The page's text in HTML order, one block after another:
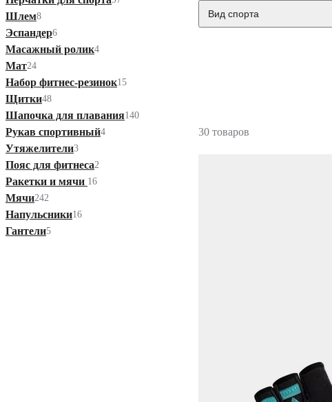
Шлем8
Эспандер6
Масажный ролик4
Мат24
Набор фитнес-резинок15
Щитки48
Шапочка для плавания140
Рукав спортивный4
Утяжелители3
Пояс для фитнеса2
Ракетки и мячи 16
Мячи242
Напульсники16
Гантели5
Вид спорта
30 товаров